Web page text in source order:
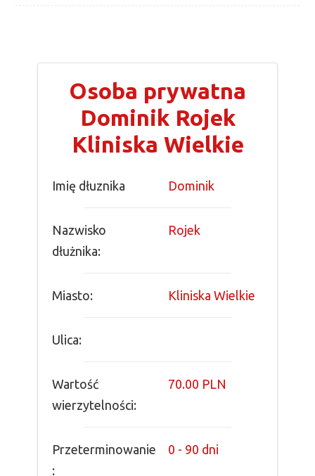
Osoba prywatna
Dominik Rojek
Kliniska Wielkie
Imię dłuznika Dominik
Nazwisko
dłużnika:
Rojek
Miasto: Kliniska Wielkie
Ulica:
Wartość
wierzytelności:
70.00 PLN
Przeterminowanie
:
0 - 90 dni